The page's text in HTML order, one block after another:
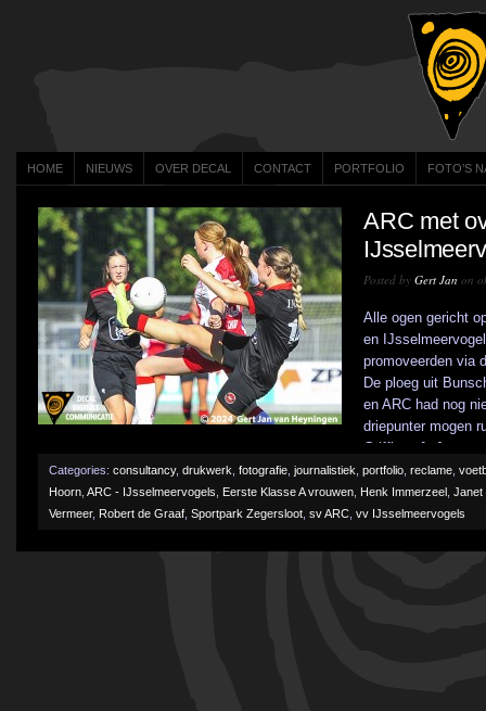
HOME NIEUWS OVER DECAL CONTACT PORTFOLIO FOTO’S
ARC met
Posted by Gert Jan on
Alle ogen gericht
en
promoveerden via
De ploeg uit
en ARC had nog
driepunter mogen
Griffioen [...]
Categories: consultancy, drukwerk fotografie journalistiek portfolio reclame
Hoorn ARC - IJsselmeervogels Eerste Klasse A vrouwen Henk Immerzeel Janet
Vermeer, Robert de Graaf Sportpark Zegersloot sv ARC vv IJsselmeervogels